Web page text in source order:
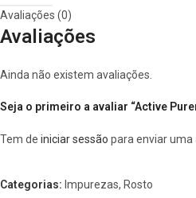
Avaliações (0)
Avaliações
Ainda não existem avaliações.
Seja o primeiro a avaliar “Active
Tem de iniciar sessão para enviar uma
Categorias: Impurezas, Rosto